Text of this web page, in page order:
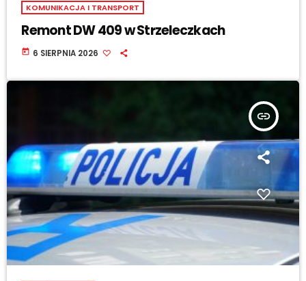
KOMUNIKACJA I TRANSPORT
Remont DW 409 w Strzeleczkach
today 6 SIERPNIA 2026
insert_link